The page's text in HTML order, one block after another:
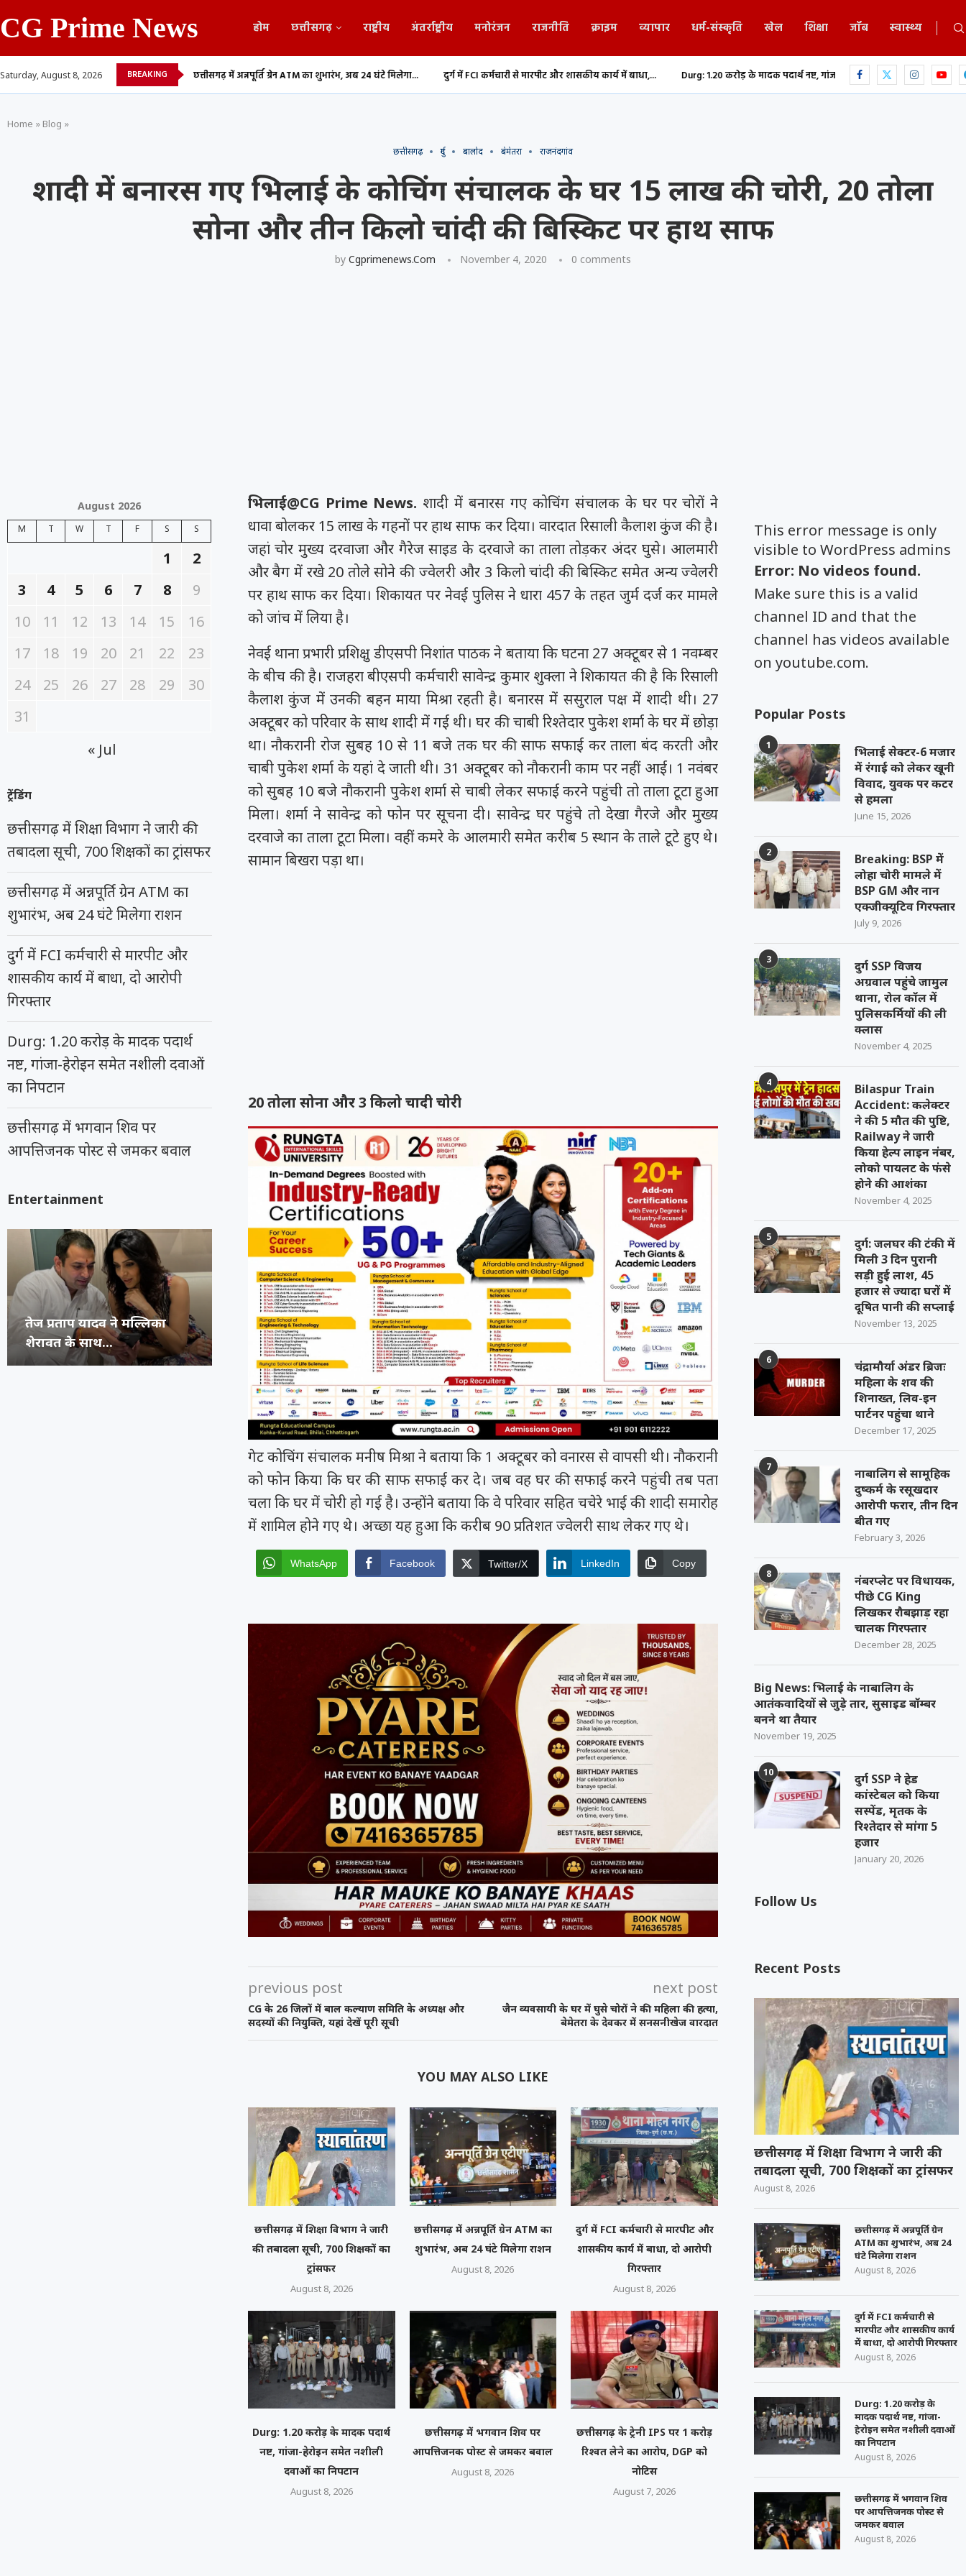
CG Prime News होम छत्तीसगढ़ राष्ट्रीय अंतर्राष्ट्रीय मनोरंजन राजनीति क्राइम व्यापार धर्म-संस्कृति खेल शिक्षा जॉब स्वास्थ्य
Saturday, August 8, 2026 BREAKING
सूची, 700 शिक्षकों... छत्तीसगढ़ में अन्नपूर्ति ग्रेन ATM का शुभारंभ, अब 24 घंटे मिलेगा... दुर्ग में FCI कर्मचारी से मारपीट और शासकीय कार्य में बाधा,... Durg: 1.20 करोड़ के मादक पदार्थ नष्ट, गांजा-हेरोइन समेत नशीली दवाओं... छत्तीसगढ़ में भगवान
Home » Blog »
छत्तीसगढ़ दुर्ग बालोद बेमेतरा राजनंदगांव
शादी में बनारस गए भिलाई के कोचिंग संचालक के घर 15 लाख की चोरी, 20 तोला
सोना और तीन किलो चांदी की बिस्किट पर हाथ साफ
by Cgprimenews.com November 4, 2020 0 comments
भिलाई@CG Prime News. शादी में बनारस गए कोचिंग संचालक के घर पर चोरों ने
धावा बोलकर 15 लाख के गहनों पर हाथ साफ कर दिया। वारदात रिसाली कैलाश कुंज की है।
जहां चोर मुख्य दरवाजा और गैरेज साइड के दरवाजे का ताला तोड़कर अंदर घुसे। आलमारी
और बैग में रखे 20 तोले सोने की ज्वेलरी और 3 किलो चांदी की बिस्किट समेत अन्य ज्वेलरी
पर हाथ साफ कर दिया। शिकायत पर नेवई पुलिस ने धारा 457 के तहत जुर्म दर्ज कर मामले
को जांच में लिया है।
नेवई थाना प्रभारी प्रशिक्षु डीएसपी निशांत पाठक ने बताया कि घटना 27 अक्टूबर से 1 नवम्बर
के बीच की है। राजहरा बीएसपी कर्मचारी सावेन्द्र कुमार शुक्ला ने शिकायत की है कि रिसाली
कैलाश कुंज में उनकी बहन माया मिश्रा रहती है। बनारस में ससुराल पक्ष में शादी थी। 27
अक्टूबर को परिवार के साथ शादी में गई थी। घर की चाबी रिश्तेदार पुकेश शर्मा के घर में छोड़ा
था। नौकरानी रोज सुबह 10 से 11 बजे तक घर की साफ सफाई कर ताला बंद करती और
चाबी पुकेश शर्मा के यहां दे जाती थी। 31 अक्टूबर को नौकरानी काम पर नहीं आई। 1 नवंबर
को सुबह 10 बजे नौकरानी पुकेश शर्मा से चाबी लेकर सफाई करने पहुंची तो ताला टूटा हुआ
मिला। शर्मा ने सावेन्द्र को फोन पर सूचना दी। सावेन्द्र घर पहुंचे तो देखा गैरजे और मुख्य
दरवाजे का ताला टूटा मिला। वहीं कमरे के आलमारी समेत करीब 5 स्थान के ताले टूटे हुए थे।
सामान बिखरा पड़ा था।
20 तोला सोना और 3 किलो चादी चोरी
गेट कोचिंग संचालक मनीष मिश्रा ने बताया कि 1 अक्टूबर को वनारस से वापसी थी। नौकरानी
को फोन किया कि घर की साफ सफाई कर दे। जब वह घर की सफाई करने पहुंची तब पता
चला कि घर में चोरी हो गई है। उन्होंने बताया कि वे परिवार सहित चचेरे भाई की शादी समारोह
में शामिल होने गए थे। अच्छा यह हुआ कि करीब 90 प्रतिशत ज्वेलरी साथ लेकर गए थे।
WhatsApp Facebook Twitter/X LinkedIn Copy
previous post
CG के 26 जिलों में बाल कल्याण समिति के अध्यक्ष और
सदस्यों की नियुक्ति, यहां देखें पूरी सूची
next post
जैन व्यवसायी के घर में घुसे चोरों ने की महिला की हत्या,
बेमेतरा के देवकर में सनसनीखेज वारदात
YOU MAY ALSO LIKE
छत्तीसगढ़ में शिक्षा विभाग ने जारी
की तबादला सूची, 700 शिक्षकों का
ट्रांसफर
August 8, 2026
छत्तीसगढ़ में अन्नपूर्ति ग्रेन ATM का
शुभारंभ, अब 24 घंटे मिलेगा राशन
August 8, 2026
दुर्ग में FCI कर्मचारी से मारपीट और
शासकीय कार्य में बाधा, दो आरोपी
गिरफ्तार
August 8, 2026
Durg: 1.20 करोड़ के मादक पदार्थ
नष्ट, गांजा-हेरोइन समेत नशीली
दवाओं का निपटान
August 8, 2026
छत्तीसगढ़ में भगवान शिव पर
आपत्तिजनक पोस्ट से जमकर बवाल
August 8, 2026
छत्तीसगढ़ के ट्रेनी IPS पर 1 करोड़
रिश्वत लेने का आरोप, DGP को
नोटिस
August 7, 2026
This error message is only
visible to WordPress admins
Error: No videos found.
Make sure this is a valid
channel ID and that the
channel has videos available
on youtube.com.
Popular Posts
1
भिलाई सेक्टर-6 मजार
में रंगाई को लेकर खूनी
विवाद, युवक पर कटर
से हमला
June 15, 2026
2
Breaking: BSP में
लोहा चोरी मामले में
BSP GM और नान
एक्जीक्यूटिव गिरफ्तार
July 9, 2026
3
दुर्ग SSP विजय
अग्रवाल पहुंचे जामुल
थाना, रोल कॉल में
पुलिसकर्मियों की ली
क्लास
November 4, 2025
4
Bilaspur Train
Accident: कलेक्टर
ने की 5 मौत की पुष्टि,
Railway ने जारी
किया हेल्प लाइन नंबर,
लोको पायलट के फंसे
होने की आशंका
November 4, 2025
5
दुर्ग: जलघर की टंकी में
मिली 3 दिन पुरानी
सड़ी हुई लाश, 45
हजार से ज्यादा घरों में
दूषित पानी की सप्लाई
November 13, 2025
6
चंद्रामौर्या अंडर ब्रिजः
महिला के शव की
शिनाख्त, लिव-इन
पार्टनर पहुंचा थाने
December 17, 2025
7
नाबालिग से सामूहिक
दुष्कर्म के रसूखदार
आरोपी फरार, तीन दिन
बीत गए
February 3, 2026
8
नंबरप्लेट पर विधायक,
पीछे CG King
लिखकर रौबझाड़ रहा
चालक गिरफ्तार
December 28, 2025
Big News: भिलाई के नाबालिग के
आतंकवादियों से जुड़े तार, सुसाइड बॉम्बर
बनने था तैयार
November 19, 2025
10
दुर्ग SSP ने हेड
कांस्टेबल को किया
सस्पेंड, मृतक के
रिश्तेदार से मांगा 5
हजार
January 20, 2026
Follow Us
Recent Posts
छत्तीसगढ़ में शिक्षा विभाग ने जारी की
तबादला सूची, 700 शिक्षकों का ट्रांसफर
August 8, 2026
छत्तीसगढ़ में अन्नपूर्ति ग्रेन
ATM का शुभारंभ, अब 24
घंटे मिलेगा राशन
August 8, 2026
दुर्ग में FCI कर्मचारी से
मारपीट और शासकीय कार्य
में बाधा, दो आरोपी गिरफ्तार
August 8, 2026
Durg: 1.20 करोड़ के
मादक पदार्थ नष्ट, गांजा-
हेरोइन समेत नशीली दवाओं
का निपटान
August 8, 2026
छत्तीसगढ़ में भगवान शिव
पर आपत्तिजनक पोस्ट से
जमकर बवाल
August 8, 2026
August 2026
M T W T F S S
1
2
3
4 5 6 7 8
9
10
11 12 13 14 15
16
17
18 19 20 21 22
23
24
25 26 27 28 29
30
31
« Jul
ट्रेंडिंग
छत्तीसगढ़ में शिक्षा विभाग ने जारी की
तबादला सूची, 700 शिक्षकों का ट्रांसफर
छत्तीसगढ़ में अन्नपूर्ति ग्रेन ATM का
शुभारंभ, अब 24 घंटे मिलेगा राशन
दुर्ग में FCI कर्मचारी से मारपीट और
शासकीय कार्य में बाधा, दो आरोपी
गिरफ्तार
Durg: 1.20 करोड़ के मादक पदार्थ
नष्ट, गांजा-हेरोइन समेत नशीली दवाओं
का निपटान
छत्तीसगढ़ में भगवान शिव पर
आपत्तिजनक पोस्ट से जमकर बवाल
Entertainment
अभिनेता प्रदीप रावत का 74 वर्ष
की उम्र...
कंगना ने Gen Z को कहा
जनरेशन गटर,...
सुप्रीम कोर्ट का समय रैना समेत 6
कॉमेडियन्स...
रूंगटा यूनिवर्सिटी के फिल्म
फेस्टिवल में पहुंची चक...